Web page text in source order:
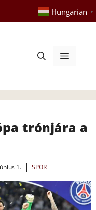
Hungarian ▼
Menü
trónjára a
1. SPORT